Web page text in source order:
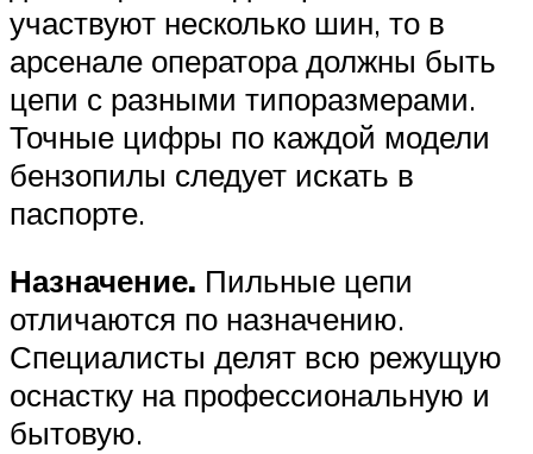
участвуют несколько шин, то в
арсенале оператора должны быть
цепи с разными типоразмерами.
Точные цифры по каждой модели
бензопилы следует искать в
паспорте.
Назначение. Пильные цепи
отличаются по назначению.
Специалисты делят всю режущую
оснастку на профессиональную и
бытовую.